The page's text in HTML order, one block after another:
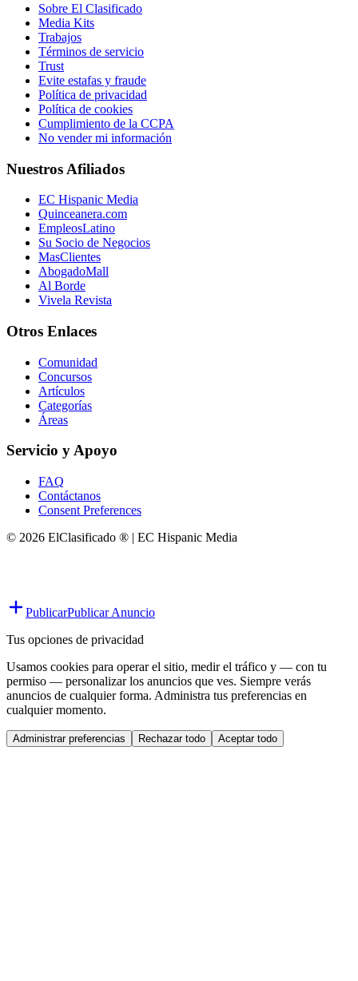
Sobre El Clasificado
Media Kits
Trabajos
Términos de servicio
Trust
Evite estafas y fraude
Política de privacidad
Política de cookies
Cumplimiento de la CCPA
No vender mi información
Nuestros Afiliados
EC Hispanic Media
Quinceanera.com
EmpleosLatino
Su Socio de Negocios
MasClientes
AbogadoMall
Al Borde
Vivela Revista
Otros Enlaces
Comunidad
Concursos
Artículos
Categorías
Áreas
Servicio y Apoyo
FAQ
Contáctanos
Consent Preferences
© 2026 ElClasificado ® | EC Hispanic Media
PublicarPublicar Anuncio
Tus opciones de privacidad
Usamos cookies para operar el sitio, medir el tráfico y — con tu
permiso — personalizar los anuncios que ves. Siempre verás
anuncios de cualquier forma. Administra tus preferencias en
cualquier momento.
Administrar preferencias Rechazar todo Aceptar todo